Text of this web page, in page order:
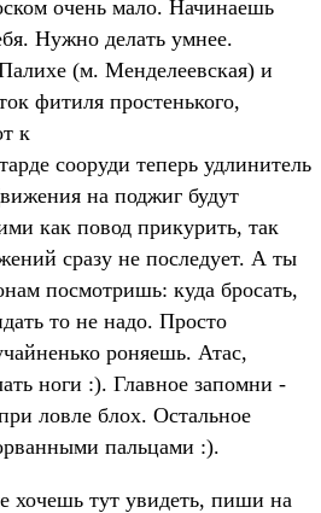
очень мало. Начинаешь
Нужно делать умнее.
(м. Менделеевская) и
фитиля простенького,
к
сооруди теперь удлинитель
на поджиг будут
как повод прикурить, так
сразу не последует. А ты
посмотришь: куда бросать,
то не надо. Просто
роняешь. Атас,
ноги :). Главное запомни -
ловле блох. Остальное
пальцами :).
хочешь тут увидеть, пиши на